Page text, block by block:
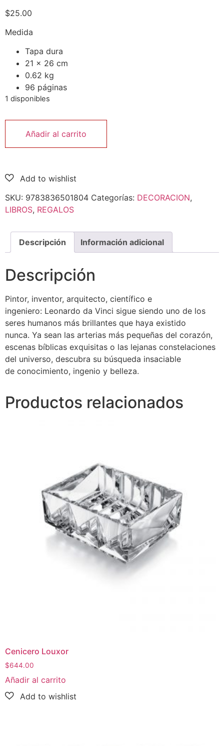
$25.00
Medida
Tapa dura
21 x 26 cm
0.62 kg
96 páginas
1 disponibles
Añadir al carrito
SKU: 9783836501804 Categorías: DECORACION,
LIBROS, REGALOS
Descripción Información adicional
Descripción
Pintor, inventor, arquitecto, científico e
ingeniero: Leonardo da Vinci sigue siendo uno de los
seres humanos más brillantes que haya existido
nunca. Ya sean las arterias más pequeñas del corazón,
escenas bíblicas exquisitas o las lejanas constelaciones
del universo, descubra su búsqueda insaciable
de conocimiento, ingenio y belleza.
Productos relacionados
Cenicero Louxor
$644.00
Añadir al carrito